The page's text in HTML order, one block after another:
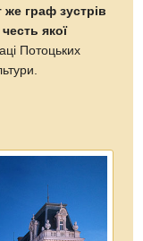
же граф зустрів
якої
Потоцьких